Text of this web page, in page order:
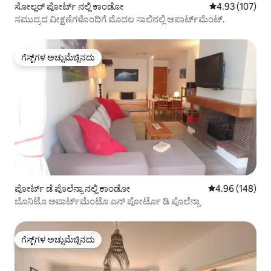
ಸೋಲ್ಲರ್ ಪೋರ್ಟ್ ನಲ್ಲಿ ಕಾಂಡೋ 5 ರಲ್ಲಿ 4.93
4.93 (107)
ಸಮುದ್ರದ ವೀಕ್ಷಣೆಗಳೊಂದಿಗೆ ಮೊದಲ ಸಾಲಿನಲ್ಲಿ ಅಪಾರ್ಟ್‌ಮೆಂಟ್.
ಗೆಸ್ಟ್‌ಗಳ ಅಚ್ಚುಮೆಚ್ಚಿನದು
ಗೆಸ್ಟ್‌ಗಳ ಅಚ್ಚುಮೆಚ್ಚಿನದು
ಪೋರ್ಟ್ ಡೆ ಪೊಲೆನ್ಸಾ ನಲ್ಲಿ ಕಾಂಡೋ 5 ರಲ್ಲಿ 4.96
4.96 (148)
ಬೊನಿಟೊ ಅಪಾರ್ಟ್‌ಮೆಂಟೊ ಎನ್ ಪೋರ್ಟೊ ಡಿ ಪೊಲೆನ್ಸಾ
ಗೆಸ್ಟ್‌ಗಳ ಅಚ್ಚುಮೆಚ್ಚಿನದು
ಗೆಸ್ಟ್‌ಗಳ ಅಚ್ಚುಮೆಚ್ಚಿನದು